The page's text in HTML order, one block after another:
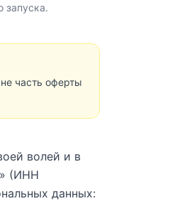
запуска.
часть оферты
волей и в
(ИНН
данных: